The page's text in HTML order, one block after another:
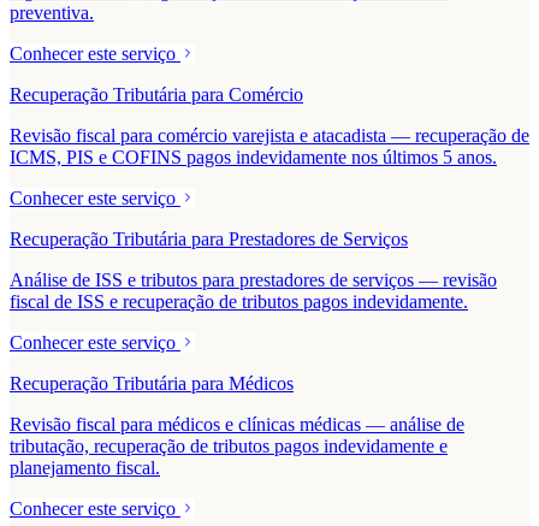
preventiva.
Conhecer este serviço
Recuperação Tributária para Comércio
Revisão fiscal para comércio varejista e atacadista — recuperação de
ICMS, PIS e COFINS pagos indevidamente nos últimos 5 anos.
Conhecer este serviço
Recuperação Tributária para Prestadores de Serviços
Análise de ISS e tributos para prestadores de serviços — revisão
fiscal de ISS e recuperação de tributos pagos indevidamente.
Conhecer este serviço
Recuperação Tributária para Médicos
Revisão fiscal para médicos e clínicas médicas — análise de
tributação, recuperação de tributos pagos indevidamente e
planejamento fiscal.
Conhecer este serviço